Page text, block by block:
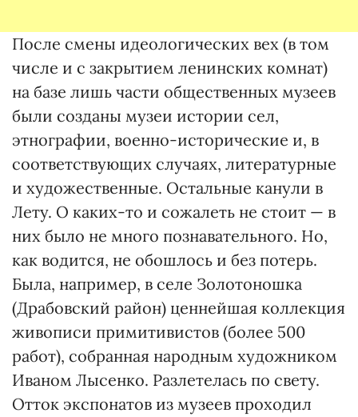
После смены идеологических вех (в том
числе и с закрытием ленинских комнат)
на базе лишь части общественных музеев
были созданы музеи истории сел,
этнографии, военно-исторические и, в
соответствующих случаях, литературные
и художественные. Остальные канули в
Лету. О каких-то и сожалеть не стоит — в
них было не много познавательного. Но,
как водится, не обошлось и без потерь.
Была, например, в селе Золотоношка
(Драбовский район) ценнейшая коллекция
живописи примитивистов (более 500
работ), собранная народным художником
Иваном Лысенко. Разлетелась по свету.
Отток экспонатов из музеев проходил